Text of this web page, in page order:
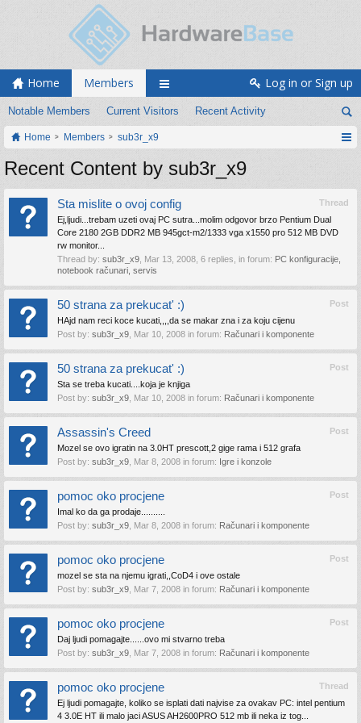
Home Members
Notable Members Current Visitors Recent Activity
Log in or Sign up
Home Members sub3r_x9
Recent Content by sub3r_x9
Thread
Sta mislite o ovoj config
Ej,ljudi...trebam uzeti ovaj PC sutra...molim odgovor brzo Pentium Dual
Core 2180 2GB DDR2 MB 945gct-m2/1333 vga x1550 pro 512 MB DVD
rw monitor...
Thread by: sub3r_x9 Mar 13, 2008 , 6 replies, in forum: PC konfiguracije,
notebook računari, servis
Post
50 strana za prekucat' :)
HAjd nam reci koce kucati,,,,da se makar zna i za koju cijenu
Post by: sub3r_x9 Mar 10, 2008 in forum: Računari i komponente
Post
50 strana za prekucat' :)
Sta se treba kucati....koja je knjiga
Post by: sub3r_x9 Mar 10, 2008 in forum: Računari i komponente
Post
Assassin's Creed
Mozel se ovo igratin na 3.0HT prescott,2 gige rama i 512 grafa
Post by: sub3r_x9 Mar 8, 2008 in forum: Igre i konzole
Post
pomoc oko procjene
Imal ko da ga prodaje..........
Post by: sub3r_x9 Mar 8, 2008 in forum: Računari i komponente
Post
pomoc oko procjene
mozel se sta na njemu igrati,,CoD4 i ove ostale
Post by: sub3r_x9 Mar 7, 2008 in forum: Računari i komponente
Post
pomoc oko procjene
Daj ljudi pomagajte......ovo mi stvarno treba
Post by: sub3r_x9 Mar 7, 2008 in forum: Računari i komponente
Thread
pomoc oko procjene
Ej ljudi pomagajte, koliko se isplati dati najvise za ovakav PC: intel pentium
4 3.0E HT ili malo jaci ASUS AH2600PRO 512 mb ili neka iz tog...